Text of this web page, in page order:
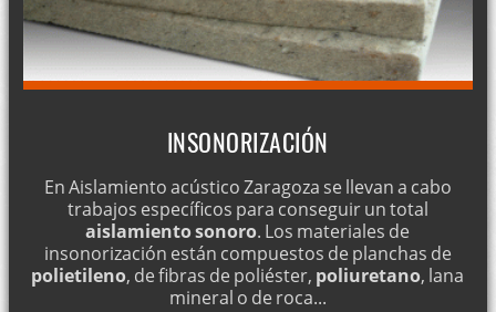
INSONORIZACIÓN
En Aislamiento acústico Zaragoza se llevan a cabo
trabajos específicos para conseguir un total
aislamiento sonoro. Los materiales de
insonorización están compuestos de planchas de
polietileno, de fibras de poliéster, poliuretano, lana
mineral o de roca...